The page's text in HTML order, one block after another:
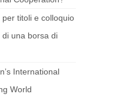
titoli e colloquio
una borsa di
International
World